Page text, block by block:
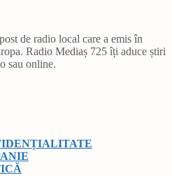
de radio local care a emis în
Radio Mediaș 725 îți aduce știri
sau online.